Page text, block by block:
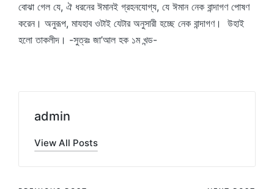
বোঝা গেল যে, ঐ ধরনের ঈমানই গ্রহনযোগ্য, যে ঈমান নেক বান্দাগণ পোষণ
করেন। অনুরূপ, মাযহাব ওটাই যেটার অনুসারী হচ্ছে নেক বান্দাগণ। উহাই
হলো তাকলীদ। -সুত্রঃ জা’আল হক ১ম খন্ড-
admin
View All Posts